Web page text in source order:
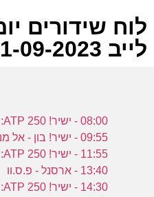
לייב 21-09-2023
08:00 - ישיר! ATP 250: טורניר צ'נגדו, ס. 1
09:55 - ישיר! בון - אל מנאמה
11:55 - ישיר! ATP 250: טורניר צ'נגדו, ס. 1
13:40 - ארסנל - פ.ס.וו
14:30 - ישיר! ATP 250: טורניר זוהאי, ס. 1